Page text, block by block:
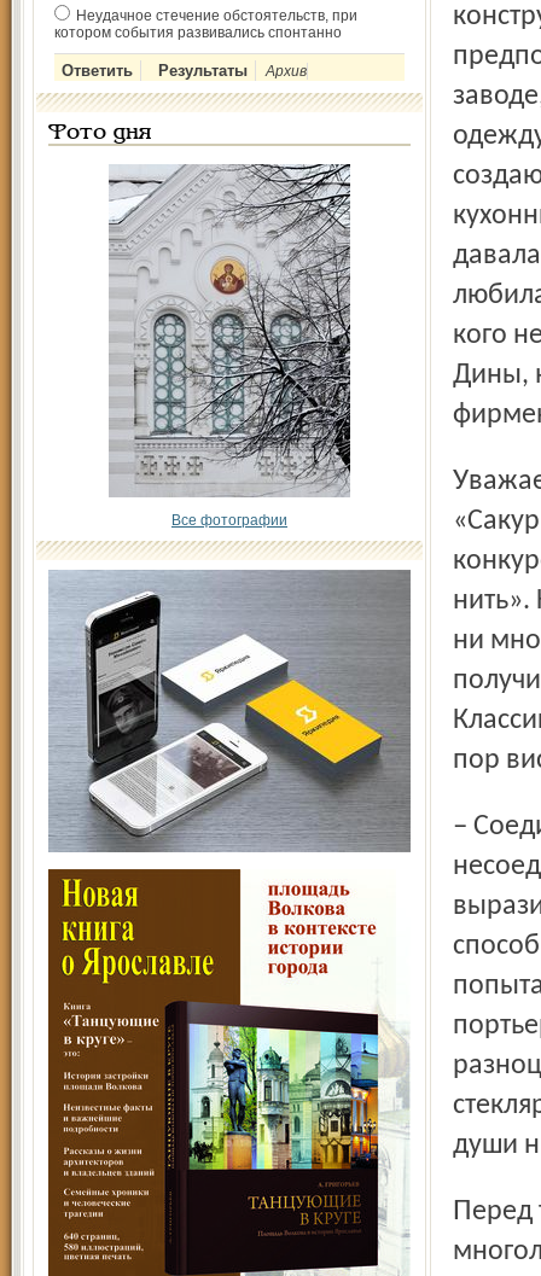
Неудачное стечение обстоятельств, при
котором события развивались спонтанно
Архив
Фото дня
Все фотографии
кого
Дины,
Уважает эксклюзивы и внучка. Стильный ансамбль
нить».
ни
пор
– Соединив в названии модели, казалось бы,
души
Перед тем как отправиться с репортёрской экскурсией по